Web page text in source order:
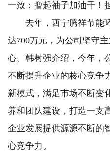
一致：撸起袖子加油干！
去年，西宁腾祥节能环
达700万元，为公司坚守
心。韩树强介绍，今年，
不断提升企业的核心竞争
新模式，满足市场不断变
养和团队建设，打造一支
企业发展提供源源不断的
心竞争力。